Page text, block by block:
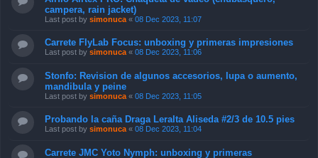
campera, rain jacket)
Last post by simonuca « 08 Dec 2023, 11:07
Carrete FlyLab Focus: unboxing y primeras impresiones
Last post by simonuca « 08 Dec 2023, 11:06
Stonfo: Revision de algunos accesorios, lupa o aumento,
mandibula y peine
Last post by simonuca « 08 Dec 2023, 11:05
Probando la caña Draga Leralta Aliseda #2/3 de 10.5 pies
Last post by simonuca « 08 Dec 2023, 11:04
Carrete JMC Yoto Nymph: unboxing y primeras